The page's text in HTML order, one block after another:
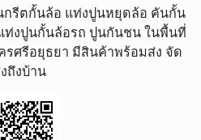
กรีตกั้นล้อ แท่งปูนหยุดล้อ คันกั้น
งปูนกั้นล้อรถ ปูนกันชน ในพื้นที่
รศรีอยุธยา มีสินค้าพร้อมส่ง จัด
ถึงบ้าน